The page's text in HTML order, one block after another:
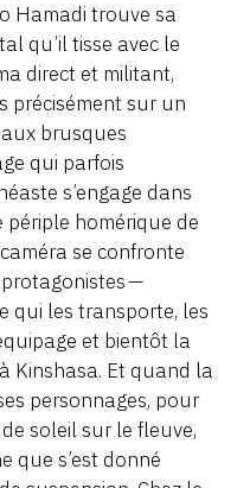
Hamadi trouve sa
qu’il tisse avec le
direct et militant,
précisément sur un
brusques
qui parfois
s’engage dans
homérique de
se confronte
—
qui les transporte, les
et bientôt la
Kinshasa. Et quand la
personnages, pour
soleil sur le fleuve,
que s’est donné